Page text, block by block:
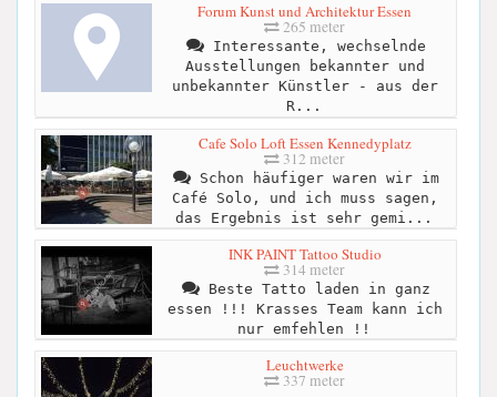
Forum Kunst und Architektur Essen
265 meter
Interessante, wechselnde
Ausstellungen bekannter und
unbekannter Künstler - aus der
R...
Cafe Solo Loft Essen Kennedyplatz
312 meter
Schon häufiger waren wir im
Café Solo, und ich muss sagen,
das Ergebnis ist sehr gemi...
INK PAINT Tattoo Studio
314 meter
Beste Tatto laden in ganz
essen !!! Krasses Team kann ich
nur emfehlen !!
Leuchtwerke
337 meter